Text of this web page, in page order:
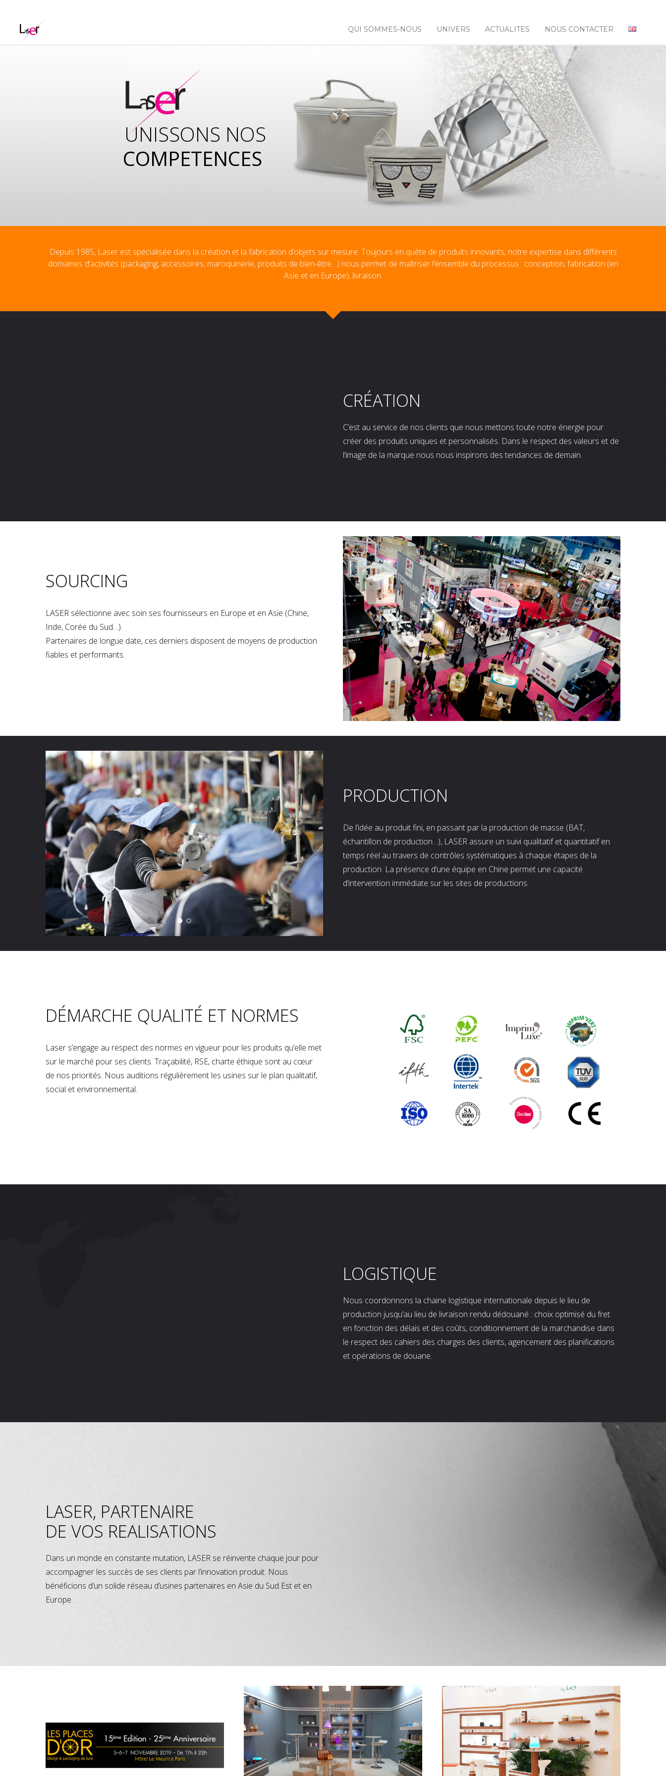
QUI SOMMES-NOUS UNIVERS ACTUALITES NOUS CONTACTER
COMPETENCES
UNISSONS NOS
Depuis 1985, Laser est spécialisée dans la création et la fabrication d’objets sur mesure. Toujours en quête de produits innovants, notre expertise dans différents
domaines d’activités (packaging, accessoires, maroquinerie, produits de bien-être…) nous permet de maîtriser l’ensemble du processus : conception, fabrication (en
Asie et en Europe), livraison.
CRÉATION
C’est au service de nos clients que nous mettons toute notre énergie pour
créer des produits uniques et personnalisés. Dans le respect des valeurs et de
l’image de la marque nous nous inspirons des tendances de demain.
SOURCING
LASER sélectionne avec soin ses fournisseurs en Europe et en Asie (Chine,
Inde, Corée du Sud…).
Partenaires de longue date, ces derniers disposent de moyens de production
fiables et performants.
PRODUCTION
De l’idée au produit fini, en passant par la production de masse (BAT,
échantillon de production…), LASER assure un suivi qualitatif et quantitatif en
temps réel au travers de contrôles systématiques à chaque étapes de la
production. La présence d’une équipe en Chine permet une capacité
d’intervention immédiate sur les sites de productions.
DÉMARCHE QUALITÉ ET NORMES
Laser s’engage au respect des normes en vigueur pour les produits qu’elle met
sur le marché pour ses clients. Traçabilité, RSE, charte éthique sont au cœur
de nos priorités. Nous auditions régulièrement les usines sur le plan qualitatif,
social et environnemental.
LOGISTIQUE
Nous coordonnons la chaine logistique internationale depuis le lieu de
production jusqu’au lieu de livraison rendu dédouané : choix optimisé du fret
en fonction des délais et des coûts, conditionnement de la marchandise dans
le respect des cahiers des charges des clients, agencement des planifications
et opérations de douane.
LASER, PARTENAIRE
DE VOS REALISATIONS
Dans un monde en constante mutation, LASER se réinvente chaque jour pour
accompagner les succès de ses clients par l’innovation produit. Nous
bénéficions d’un solide réseau d’usines partenaires en Asie du Sud Est et en
Europe.